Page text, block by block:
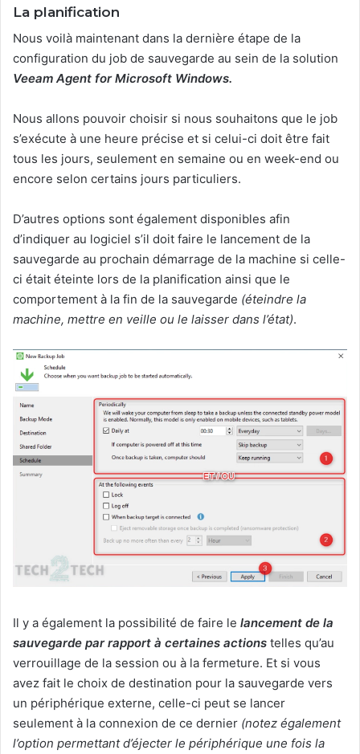
La planification
Nous voilà maintenant dans la dernière étape de la
configuration du job de sauvegarde au sein de la solution
Veeam Agent for Microsoft Windows.
Nous allons pouvoir choisir si nous souhaitons que le job
s’exécute à une heure précise et si celui-ci doit être fait
tous les jours, seulement en semaine ou en week-end ou
encore selon certains jours particuliers.
D’autres options sont également disponibles afin
d’indiquer au logiciel s’il doit faire le lancement de la
sauvegarde au prochain démarrage de la machine si celle-
ci était éteinte lors de la planification ainsi que le
comportement à la fin de la sauvegarde (éteindre la
machine, mettre en veille ou le laisser dans l’état).
Il y a également la possibilité de faire le lancement de la
sauvegarde par rapport à certaines actions telles qu’au
verrouillage de la session ou à la fermeture. Et si vous
avez fait le choix de destination pour la sauvegarde vers
un périphérique externe, celle-ci peut se lancer
seulement à la connexion de ce dernier (notez également
l’option permettant d’éjecter le périphérique une fois la